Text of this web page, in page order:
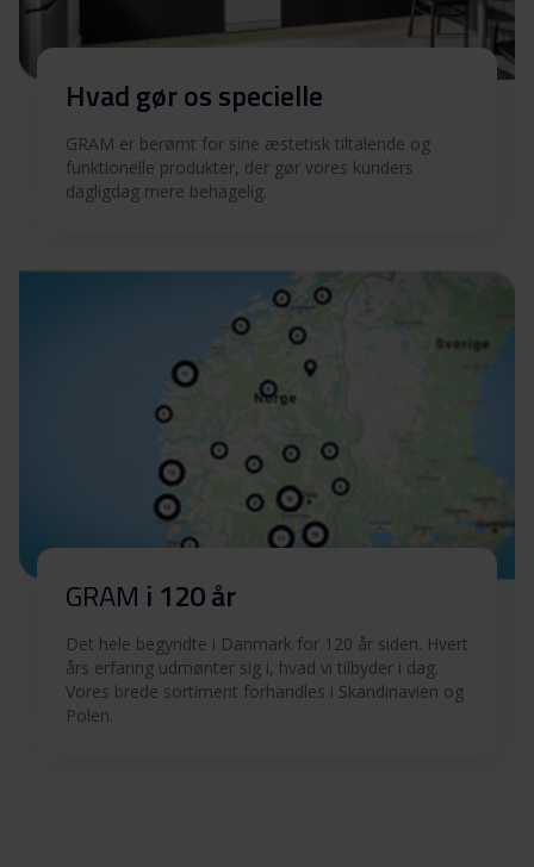
Hvad gør os specielle
GRAM er berømt for sine æstetisk tiltalende og
funktionelle produkter, der gør vores kunders
dagligdag mere behagelig.
GRAM i 120 år
Det hele begyndte i Danmark for 120 år siden. Hvert
års erfaring udmønter sig i, hvad vi tilbyder i dag.
Vores brede sortiment forhandles i Skandinavien og
Polen.